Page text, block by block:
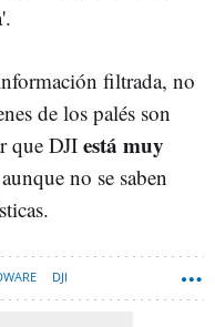
filtrada, no
de los palés son
que DJI está muy
aunque no se saben
DJI